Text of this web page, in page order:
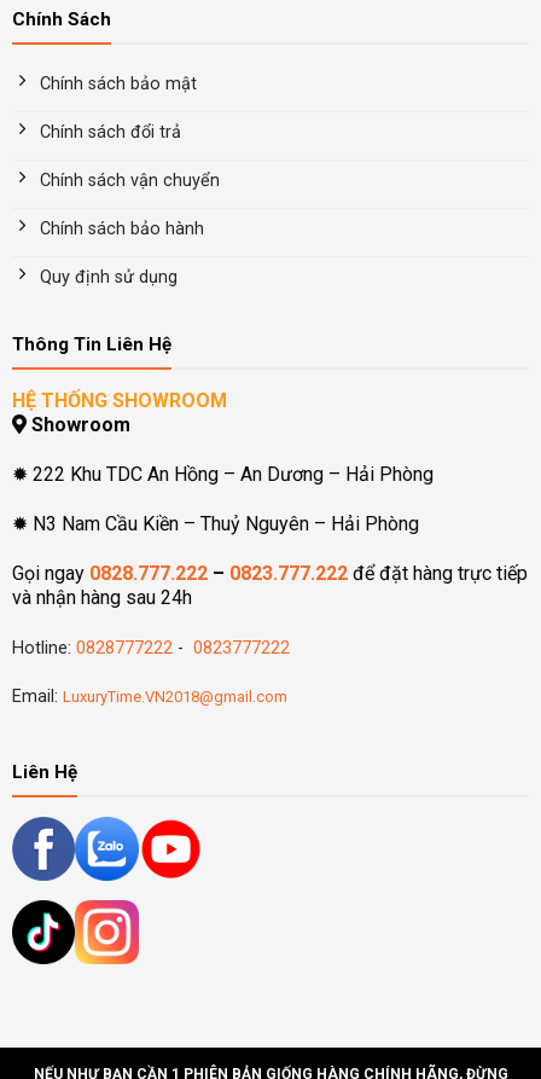
Chính Sách
Chính sách bảo mật
Chính sách đổi trả
Chính sách vận chuyển
Chính sách bảo hành
Quy định sử dụng
Thông Tin Liên Hệ
HỆ THỐNG SHOWROOM
Showroom
✹ 222 Khu TDC An Hồng – An Dương – Hải Phòng
✹ N3 Nam Cầu Kiền – Thuỷ Nguyên – Hải Phòng
Gọi ngay 0828.777.222– 0823.777.222để đặt hàng trực tiếp
và nhận hàng sau 24h
Hotline: 0828777222- 0823777222
Email: LuxuryTime.VN2018@gmail.com
Liên Hệ
NẾU NHƯ BẠN CẦN 1 PHIÊN BẢN GIỐNG HÀNG CHÍNH HÃNG, ĐỪNG